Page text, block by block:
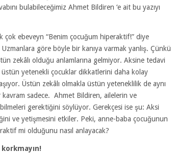
bulabileceğimiz Ahmet Bildiren ‘e ait bu yazıyı
ebeveyn “Benim çocuğum hiperaktif!” diye
göre böyle bir kanıya varmak yanlış. Çünkü
zekâlı olduğu anlamlarına gelmiyor. Aksine tedavi
yetenekli çocuklar dikkatlerini daha kolay
Üstün zekâlı olmakla üstün yeteneklilik de aynı
sadece. Ahmet Bildiren, ailelerin ve
gerektiğini söylüyor. Gerekçesi ise şu: Aksi
ve yetişmesini etkiler. Peki, anne-baba çocuğunun
mi olduğunu nasıl anlayacak?